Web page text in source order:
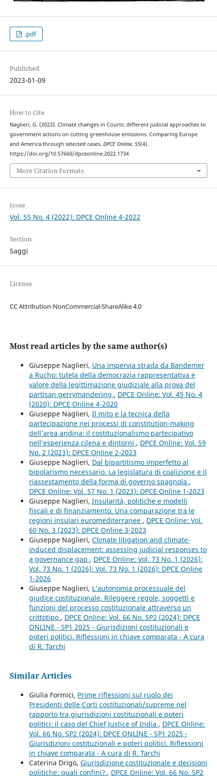
.pdf
Published
2023-01-09
How to Cite
Naglieri, G. (2023). Climate changes in Courts: different judicial approaches to
government actions on cutting greenhouse emissions. Comparing Europe
and America through selected cases. DPCE Online, 55(4).
https://doi.org/10.57660/dpceonline.2022.1734
More Citation Formats
Issue
Vol. 55 No. 4 (2022): DPCE Online 4-2022
Section
Saggi
License
CC Attribution-NonCommercial-ShareAlike 4.0
Most read articles by the same author(s)
Giuseppe Naglieri, Una impervia strada da Bandemer
a Rucho: tutela della democrazia rappresentativa e
valore della legittimazione giudiziale alla prova del
partisan gerrymandering , DPCE Online: Vol. 45 No. 4
(2020): DPCE Online 4-2020
Giuseppe Naglieri, Il mito e la tecnica della
partecipazione nei processi di constitution-making
dell’area andina: il costituzionalismo partecipativo
nell’esperienza cilena e dintorni , DPCE Online: Vol. 59
No. 2 (2023): DPCE Online 2-2023
Giuseppe Naglieri, Dal bipartitismo imperfetto al
bipolarismo necessario. La legislatura di coalizione e il
riassestamento della forma di governo spagnola ,
DPCE Online: Vol. 57 No. 1 (2023): DPCE Online 1-2023
Giuseppe Naglieri, Insularità, politiche e modelli
fiscali e di finanziamento. Una comparazione tra le
regioni insulari euromediterranee , DPCE Online: Vol.
60 No. 3 (2023): DPCE Online 3-2023
Giuseppe Naglieri, Climate litigation and climate-
induced displacement: assessing judicial responses to
a governance gap , DPCE Online: Vol. 73 No. 1 (2026):
Vol. 73 No. 1 (2026): Vol. 73 No. 1 (2026): DPCE Online
1-2026
Giuseppe Naglieri, L’autonomia processuale del
giudice costituzionale. Rileggere regole, soggetti e
funzioni del processo costituzionale attraverso un
crittotipo , DPCE Online: Vol. 66 No. SP2 (2024): DPCE
ONLINE - SP1 2025 - Giurisdizioni costituzionali e
poteri politici. Riflessioni in chiave comparata - A cura
di R. Tarchi
Similar Articles
Giulia Formici, Prime riflessioni sul ruolo dei
Presidenti delle Corti costituzionali/supreme nel
rapporto tra giurisdizioni costituzionali e poteri
politici: il caso del Chief Justice of India , DPCE Online:
Vol. 66 No. SP2 (2024): DPCE ONLINE - SP1 2025 -
Giurisdizioni costituzionali e poteri politici. Riflessioni
in chiave comparata - A cura di R. Tarchi
Caterina Drigo, Giurisdizione costituzionale e decisioni
politiche: quali confini? , DPCE Online: Vol. 66 No. SP2